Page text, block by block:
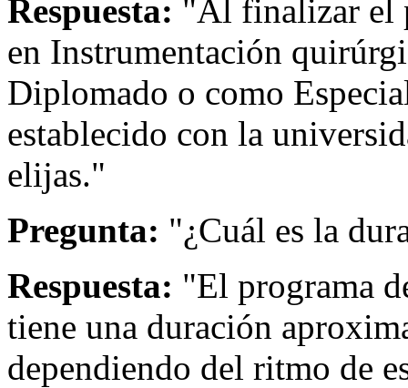
Respuesta: "Al finalizar el
en Instrumentación
Diplomado o como
establecido con la
elijas."
Pregunta: "¿Cuál es la
Respuesta: "El programa
tiene una duración
dependiendo del ritmo de